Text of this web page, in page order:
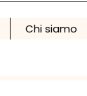
Chi siamo